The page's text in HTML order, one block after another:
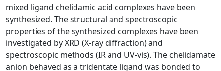
mixed ligand chelidamic acid complexes have been
synthesized. The structural and spectroscopic
properties of the synthesized complexes have been
investigated by XRD (X-ray diffraction) and
spectroscopic methods (IR and UV-vis). The chelidamate
anion behaved as a tridentate ligand was bonded to